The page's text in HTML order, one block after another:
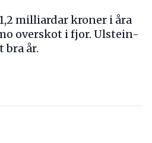
milliardar kroner i åra
overskot i fjor. Ulstein-
bra år.